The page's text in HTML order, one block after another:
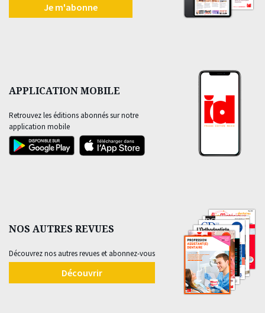
Je m'abonne
APPLICATION MOBILE
Retrouvez les éditions abonnés sur notre
application mobile
NOS AUTRES REVUES
Découvrez nos autres revues et abonnez-vous
Découvrir